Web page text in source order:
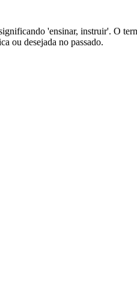
'ensinar, instruir'. O
ou desejada no passado.